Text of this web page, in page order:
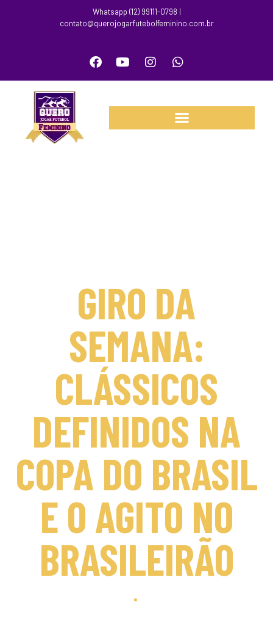
Whatsapp (12) 99111-0798 |
contato@querojogarfutebolfeminino.com.br
GIRO DA
SEMANA:
CLÁSSICOS
DEFINIDOS NA
COPA DO BRASIL
E O AGITO NO
BRASILEIRÃO